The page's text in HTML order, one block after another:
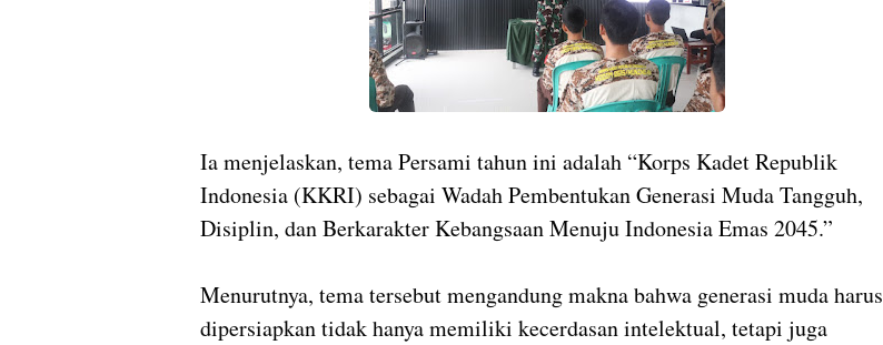
Ia menjelaskan, tema Persami tahun ini adalah “Korps Kadet Republik
Indonesia (KKRI) sebagai Wadah Pembentukan Generasi Muda Tangguh,
Disiplin, dan Berkarakter Kebangsaan Menuju Indonesia Emas 2045.”
Menurutnya, tema tersebut mengandung makna bahwa generasi muda harus
dipersiapkan tidak hanya memiliki kecerdasan intelektual, tetapi juga